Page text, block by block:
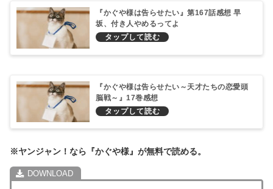
『かぐや様は告らせたい』第167話感想 早
坂、付き人やめるってよ
『かぐや様は告らせたい～天才たちの恋愛頭
脳戦～』17巻感想
※ヤンジャン！なら『かぐや様』が無料で読める。